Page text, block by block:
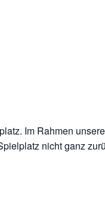
Im Rahmen
nicht ganz